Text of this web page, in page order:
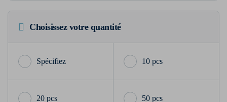
Choisissez votre quantité
10 pcs
20 pcs 50 pcs